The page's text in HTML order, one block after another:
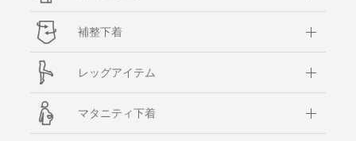
補整下着
レッグアイテム
マタニティ下着